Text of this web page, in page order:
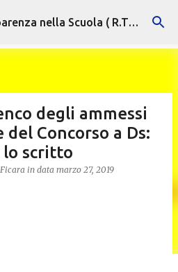
principali Regolarità e Trasparenza nella Scuola ( R.T.S. )
degli ammessi
Concorso a Ds:
lo scritto
in data marzo 27, 2019